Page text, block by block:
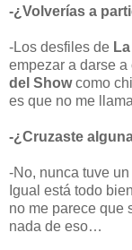
-¿Volverías a
-Los desfiles de
empezar a darse a
del Showcomo
es que no me
-¿Cruzaste
-No, nunca tuve
Igual está todo
no me parece que
nada de eso…